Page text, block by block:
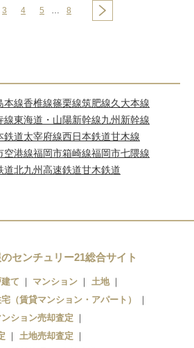
3 4 5 … 8
本線香椎線篠栗線筑肥線久大本線
線東海道・山陽新幹線九州新幹線
鉄道太宰府線西日本鉄道甘木線
空港線福岡市箱崎線福岡市七隈線
道北九州高速鉄道甘木鉄道
センチュリー21総合サイト
て マンション
土地
（賃貸マンション・アパート）
ション売却査定
土地売却査定